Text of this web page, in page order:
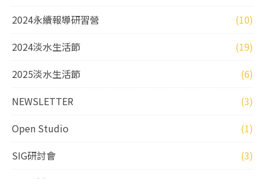
2024永續報導研習營
(10)
2024淡水生活節
(19)
2025淡水生活節
(6)
NEWSLETTER
(3)
Open Studio
(1)
SIG研討會
(3)